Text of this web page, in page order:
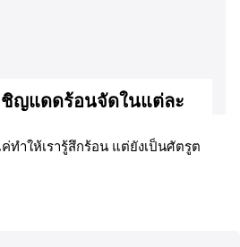
ชิญแดดร้อนจัดในแต่ละ
ทำให้เรารู้สึกร้อน แต่ยังเป็นศัตรูต